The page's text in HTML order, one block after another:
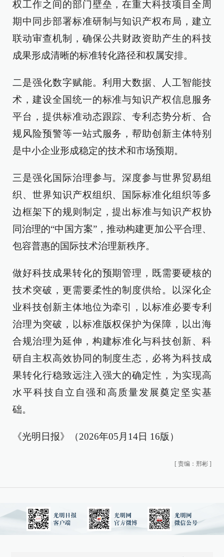
权工作之间的部门壁垒，在重大科技项目全周
期中同步部署标准研制与知识产权布局，建立
联动审查机制，确保公共财政资助产生的科技
成果形成清晰的标准转化路径和权属安排。
二是强化数字赋能。利用大数据、人工智能技
术，建设全国统一的标准与知识产权信息服务
平台，提供标准动态跟踪、专利态势分析、合
规风险预警等一站式服务，帮助创新主体特别
是中小企业形成稳定的技术和市场预期。
三是强化国际治理参与。深度参与世界贸易组
织、世界知识产权组织、国际标准化组织等多
边框架下的规则制定，提出标准与知识产权协
同治理的“中国方案”，推动构建更加公平合理、
包容普惠的国际技术治理新秩序。
做好科技成果转化的预期管理，既需要硬核的
技术突破，更需要柔性的制度供给。以深化企
业科技创新主体地位为牵引，以标准必要专利
治理为突破，以标准版权保护为保障，以出海
合规治理为延伸，构建标准化与科技创新、科
研自主权高效协同的制度生态，必将为科技成
果转化行稳致远注入强大的确定性，为实现高
水平科技自立自强和高质量发展奠定坚实基
础。
《光明日报》（2026年05月14日 16版）
[ 责编：邢彬 ]